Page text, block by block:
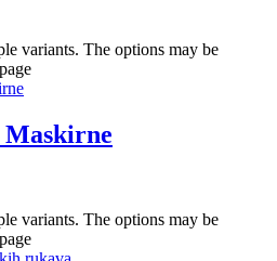
variants. The options may be
Maskirne
variants. The options may be